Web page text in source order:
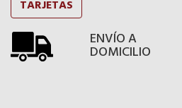
TARJETAS
ENVÍO A
DOMICILIO